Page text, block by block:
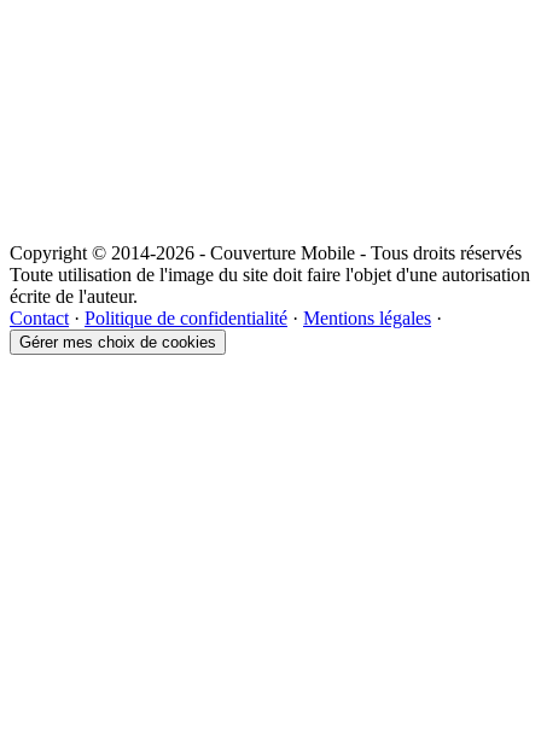
Copyright © 2014-2026 - Couverture Mobile - Tous droits réservés
Toute utilisation de l'image du site doit faire l'objet d'une autorisation
écrite de l'auteur.
Contact · Politique de confidentialité · Mentions légales ·
Gérer mes choix de cookies